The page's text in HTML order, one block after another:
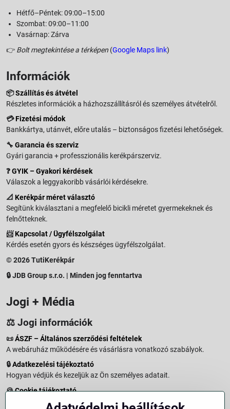
Hétfő–Péntek: 09:00–15:00
Szombat: 09:00–11:00
Vasárnap: Zárva
👉 Bolt megtekintése a térképen (Google Maps link)
Információk
📦Szállítás és átvétel
Részletes információk a házhozszállításról és személyes átvételről.
💳Fizetési módok
Bankkártya, utánvét, előre utalás – biztonságos fizetési lehetőségek.
🔧 Garancia és szerviz
Gyári garancia + professzionális kerékpárszerviz.
❓GYIK – Gyakori kérdések
Válaszok a leggyakoribb vásárlói kérdésekre.
📐 Kerékpár méret választó
Segítünk kiválasztani a megfelelő bicikli méretet gyermekeknek és
felnőtteknek.
📨Kapcsolat / Ügyfélszolgálat
Kérdés esetén gyors és készséges ügyfélszolgálat.
© 2026 TutiKerékpár
🔒 JDB Group s.r.o. | Minden jog fenntartva
Jogi + Média
⚖️ Jogi információk
📜ÁSZF – Általános szerződési feltételek
A webáruház működésére és vásárlásra vonatkozó szabályok.
🔒Adatkezelési tájékoztató
Hogyan védjük és kezeljük az Ön személyes adatait.
🍪Cookie tájékoztató
A weboldalon használt sütikről és adatkezelésről.